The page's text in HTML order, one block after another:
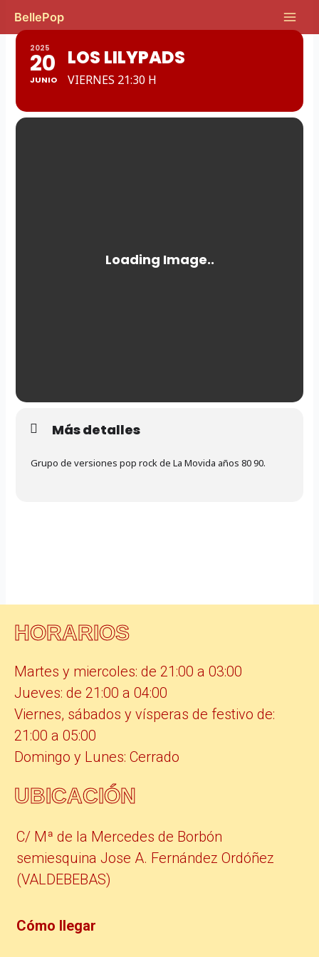
contenido
BellePop
Main
2025
20
JUNIO
LOS LILYPADS
VIERNES 21:30 H
Más detalles
Grupo de versiones pop rock de La Movida años 80 90.
HORARIOS
Martes y miercoles: de 21:00 a 03:00
Jueves: de 21:00 a 04:00
Viernes, sábados y vísperas de festivo de:
21:00 a 05:00
Domingo y Lunes: Cerrado
UBICACIÓN
C/ Mª de la Mercedes de Borbón
semiesquina Jose A. Fernández Ordóñez
(VALDEBEBAS)
Cómo llegar